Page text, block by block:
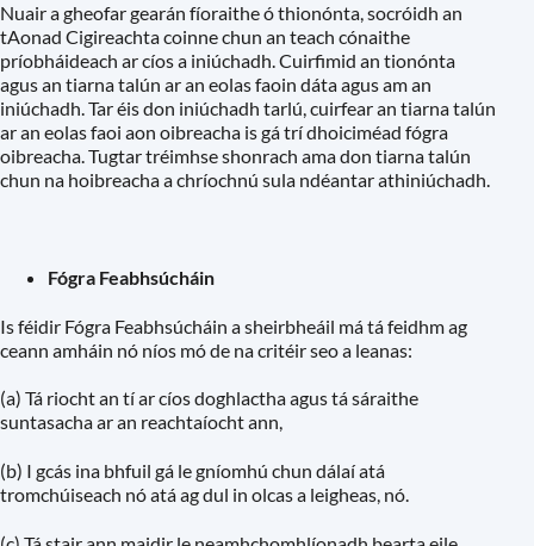
Nuair a gheofar gearán fíoraithe ó thionónta, socróidh an
tAonad Cigireachta coinne chun an teach cónaithe
príobháideach ar cíos a iniúchadh. Cuirfimid an tionónta
agus an tiarna talún ar an eolas faoin dáta agus am an
iniúchadh. Tar éis don iniúchadh tarlú, cuirfear an tiarna talún
ar an eolas faoi aon oibreacha is gá trí dhoiciméad fógra
oibreacha. Tugtar tréimhse shonrach ama don tiarna talún
chun na hoibreacha a chríochnú sula ndéantar athiniúchadh.
Fógra Feabhsúcháin
Is féidir Fógra Feabhsúcháin a sheirbheáil má tá feidhm ag
ceann amháin nó níos mó de na critéir seo a leanas:
(a) Tá riocht an tí ar cíos doghlactha agus tá sáraithe
suntasacha ar an reachtaíocht ann,
(b) I gcás ina bhfuil gá le gníomhú chun dálaí atá
tromchúiseach nó atá ag dul in olcas a leigheas, nó.